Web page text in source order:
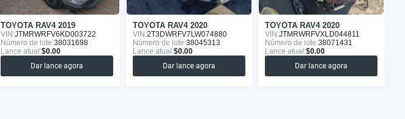
TOYOTA RAV4 2019
VIN:JTMRWRFV6KD003722
Número de lote:38031698
Lance atual:$0.00
Dar lance agora
TOYOTA RAV4 2020
VIN:2T3DWRFV7LW074880
Número de lote:38045313
Lance atual:$0.00
Dar lance agora
TOYOTA RAV4 2020
VIN:JTMRWRFVXLD044811
Número de lote:38071431
Lance atual:$0.00
Dar lance agora